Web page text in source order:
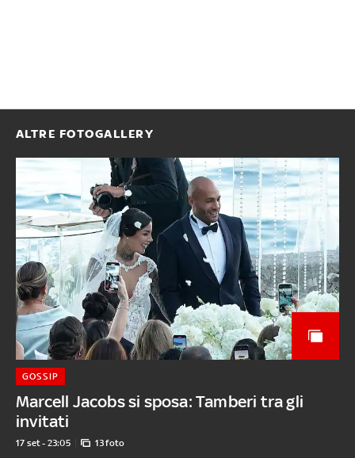
ALTRE FOTOGALLERY
Marcell Jacobs si sposa: Tamberi tra gli
invitati
GOSSIP
17 set - 23:05 13 foto